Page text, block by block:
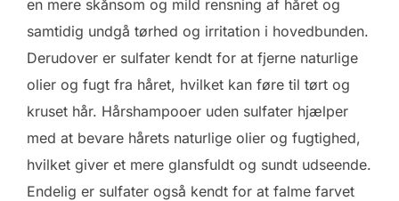
en mere skånsom og mild rensning af håret og
samtidig undgå tørhed og irritation i hovedbunden.
Derudover er sulfater kendt for at fjerne naturlige
olier og fugt fra håret, hvilket kan føre til tørt og
kruset hår. Hårshampooer uden sulfater hjælper
med at bevare hårets naturlige olier og fugtighed,
hvilket giver et mere glansfuldt og sundt udseende.
Endelig er sulfater også kendt for at falme farvet